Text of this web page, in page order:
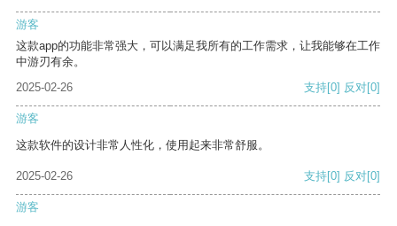
游客
这款app的功能非常强大，可以满足我所有的工作需求，让我能够在工作
中游刃有余。
2025-02-26
支持[0] 反对[0]
游客
这款软件的设计非常人性化，使用起来非常舒服。
2025-02-26 支持[0] 反对[0]
游客